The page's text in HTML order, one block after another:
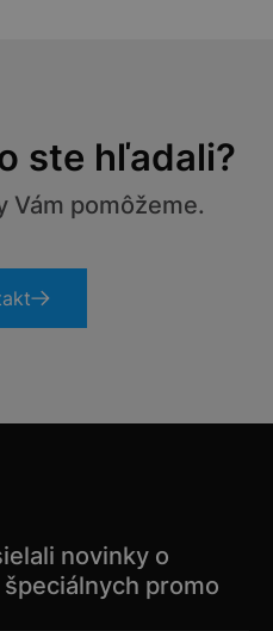
ste hľadali?
Vám pomôžeme.
novinky o
promo